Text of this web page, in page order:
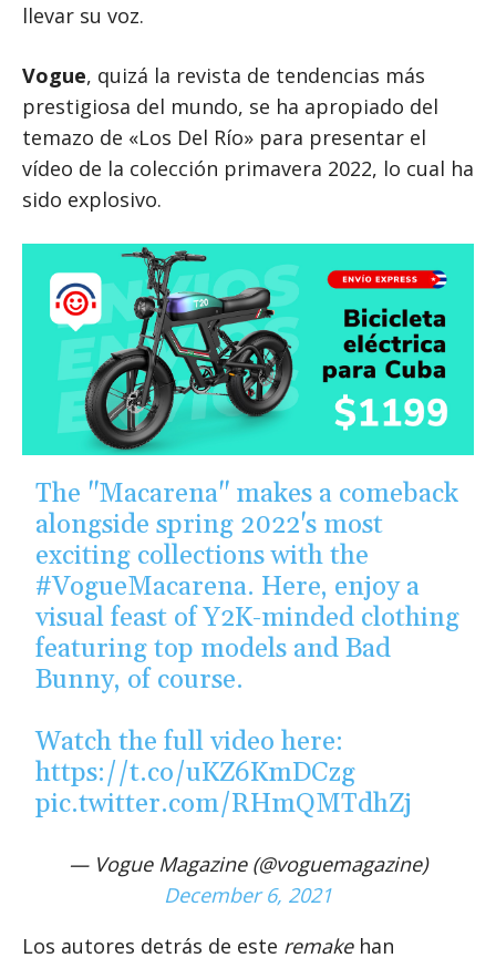
llevar su voz.
Vogue, quizá la revista de tendencias más
prestigiosa del mundo, se ha apropiado del
temazo de «Los Del Río» para presentar el
vídeo de la colección primavera 2022, lo cual ha
sido explosivo.
The "Macarena" makes a comeback
alongside spring 2022's most
exciting collections with the
#VogueMacarena. Here, enjoy a
visual feast of Y2K-minded clothing
featuring top models and Bad
Bunny, of course.
Watch the full video here:
https://t.co/uKZ6KmDCzg
pic.twitter.com/RHmQMTdhZj
— Vogue Magazine (@voguemagazine)
December 6, 2021
Los autores detrás de este remakehan